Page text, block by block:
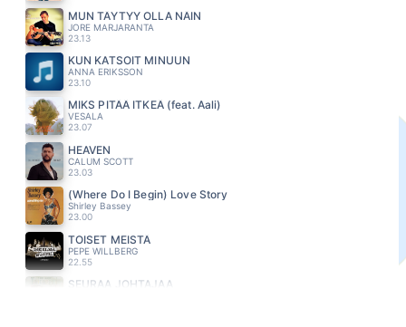
MUN TÄYTYY OLLA NÄIN
JORE MARJARANTA
23.13
KUN KATSOIT MINUUN
ANNA ERIKSSON
23.10
MIKS PITÄÄ ITKEÄ (feat. Aali)
VESALA
23.07
HEAVEN
CALUM SCOTT
23.03
(Where Do I Begin) Love Story
Shirley Bassey
23.00
TOISET MEISTÄ
PEPE WILLBERG
22.55
SEURAA JOHTAJAA